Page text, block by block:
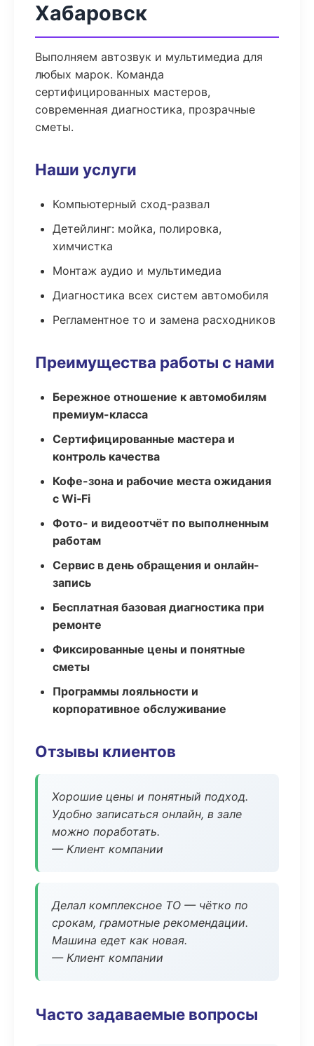
Хабаровск
Выполняем автозвук и мультимедиа для
любых марок. Команда
сертифицированных мастеров,
современная диагностика, прозрачные
сметы.
Наши услуги
Компьютерный сход-развал
Детейлинг: мойка, полировка,
химчистка
Монтаж аудио и мультимедиа
Диагностика всех систем автомобиля
Регламентное то и замена расходников
Преимущества работы с нами
Бережное отношение к автомобилям
премиум-класса
Сертифицированные мастера и
контроль качества
Кофе-зона и рабочие места ожидания
с Wi‑Fi
Фото- и видеоотчёт по выполненным
работам
Сервис в день обращения и онлайн-
запись
Бесплатная базовая диагностика при
ремонте
Фиксированные цены и понятные
сметы
Программы лояльности и
корпоративное обслуживание
Отзывы клиентов
Хорошие цены и понятный подход.
Удобно записаться онлайн, в зале
можно поработать.
— Клиент компании
Делал комплексное ТО — чётко по
срокам, грамотные рекомендации.
Машина едет как новая.
— Клиент компании
Часто задаваемые вопросы